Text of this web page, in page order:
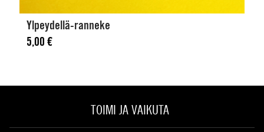
Ylpeydellä-ranneke
5,00 €
TOIMI JA VAIKUTA